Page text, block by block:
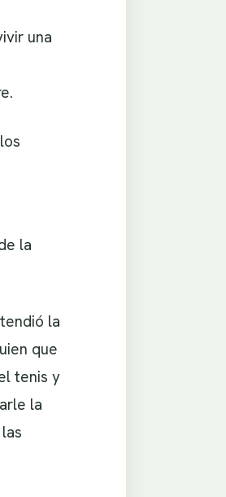
una
la
la
que
tenis y
la